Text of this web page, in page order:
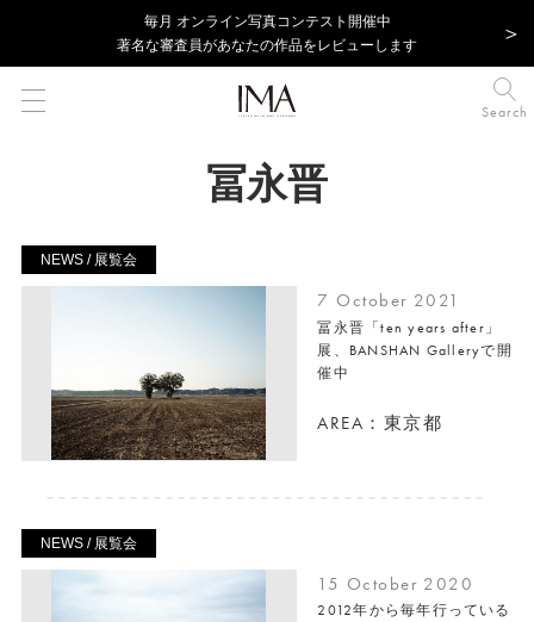
毎⽉ オンライン写真コンテスト開催中
著名な審査員があなたの作品をレビューします
Search
冨永晋
NEWS / 展覧会
7 October 2021
冨永晋「ten years after」
展、BANSHAN Galleryで開
催中
AREA：東京都
NEWS / 展覧会
15 October 2020
2012年から毎年行っている